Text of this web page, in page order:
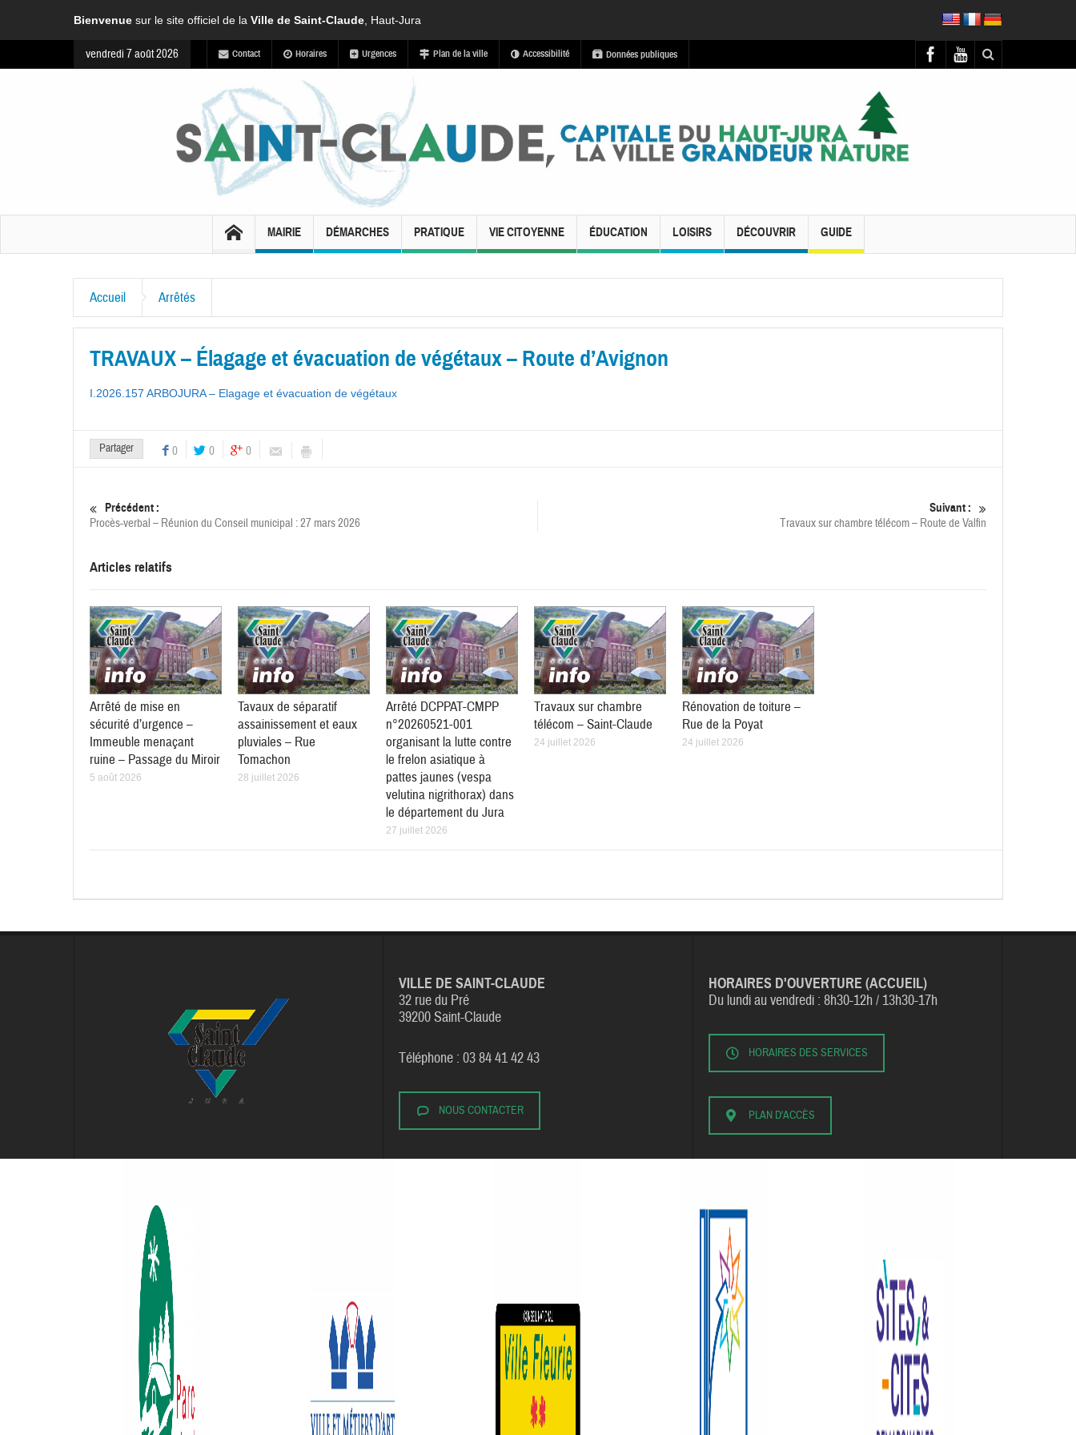
Bienvenue sur le site officiel de la Ville de Saint-Claude , Haut-Jura
vendredi 7 août 2026 Contact Horaires Urgences Plan de la ville Accessibilité Données publiques
MAIRIE DÉMARCHES PRATIQUE VIE CITOYENNE ÉDUCATION LOISIRS DÉCOUVRIR GUIDE
Accueil Arrêtés
TRAVAUX – Élagage et évacuation de végétaux – Route d’Avignon
I.2026.157 ARBOJURA – Elagage et évacuation de végétaux
Partager 0 0 0
Précédent :
Procès-verbal – Réunion du Conseil municipal : 27 mars 2026
Suivant :
Travaux sur chambre télécom – Route de Valfin
Articles relatifs
Arrêté de mise en
sécurité d’urgence –
Immeuble menaçant
ruine – Passage du Miroir
5 août 2026
Tavaux de séparatif
assainissement et eaux
pluviales – Rue
Tomachon
28 juillet 2026
Arrêté DCPPAT-CMPP
n°20260521-001
organisant la lutte contre
le frelon asiatique à
pattes jaunes (vespa
velutina nigrithorax) dans
le département du Jura
27 juillet 2026
Travaux sur chambre
télécom – Saint-Claude
24 juillet 2026
Rénovation de toiture –
Rue de la Poyat
24 juillet 2026
VILLE DE SAINT-CLAUDE
32 rue du Pré
39200 Saint-Claude
Téléphone : 03 84 41 42 43
NOUS CONTACTER
HORAIRES D'OUVERTURE (ACCUEIL)
Du lundi au vendredi : 8h30-12h / 13h30-17h
HORAIRES DES SERVICES
PLAN D'ACCÈS